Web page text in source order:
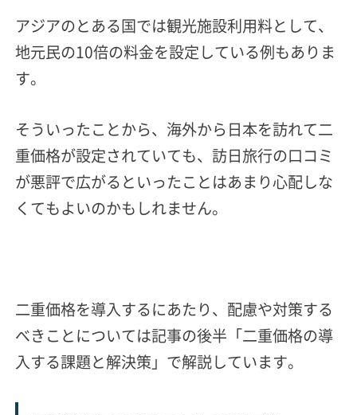
アジアのとある国では観光施設利用料として、
地元民の10倍の料金を設定している例もありま
す。
そういったことから、海外から日本を訪れて二
重価格が設定されていても、訪日旅行の口コミ
が悪評で広がるといったことはあまり心配しな
くてもよいのかもしれません。
二重価格を導入するにあたり、配慮や対策する
べきことについては記事の後半「二重価格の導
入する課題と解決策」で解説しています。